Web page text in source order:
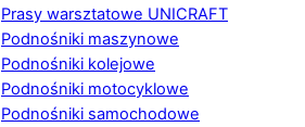
Prasy warsztatowe UNICRAFT
Podnośniki maszynowe
Podnośniki kolejowe
Podnośniki motocyklowe
Podnośniki samochodowe